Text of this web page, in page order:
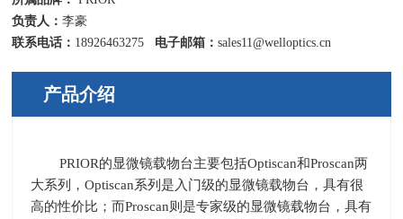
负责人：李豪
联系电话： 18926463275 电子邮箱：sales11@welloptics.cn
产品介绍
PRIOR的显微镜载物台主要包括Optiscan和Proscan两
大系列，Optiscan系列是入门级的显微镜载物台，具有很
高的性价比；而Proscan则是专家级的显微镜载物台，具有